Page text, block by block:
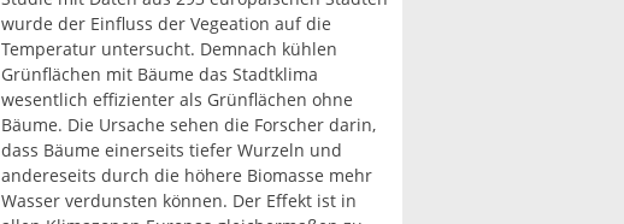
wurde der Einfluss der Vegeation auf die
Temperatur untersucht. Demnach kühlen
Grünflächen mit Bäume das Stadtklima
wesentlich effizienter als Grünflächen ohne
Bäume. Die Ursache sehen die Forscher darin,
dass Bäume einerseits tiefer Wurzeln und
andereseits durch die höhere Biomasse mehr
Wasser verdunsten können. Der Effekt ist in